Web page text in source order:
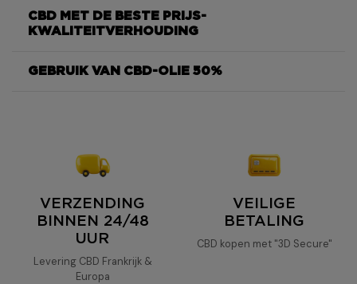
CBD MET DE BESTE PRIJS-
KWALITEITVERHOUDING
50% CBD-olie
GEBRUIK VAN CBD-OLIE 50%
VERZENDING
BINNEN 24/48
UUR
Levering CBD Frankrijk &
Europa
VEILIGE
BETALING
CBD kopen met "3D Secure"